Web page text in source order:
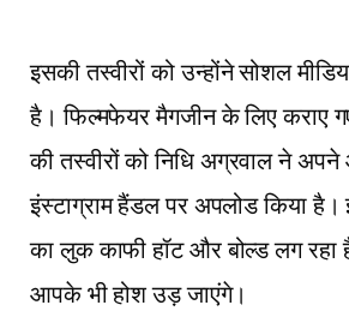
इसकी तस्वीरों को उन्होंने सोशल
है। फिल्मफेयर मैगजीन के लिए कराए
की तस्वीरों को निधि अग्रवाल ने
इंस्टाग्राम हैंडल पर अपलोड किया है।
का लुक काफी हॉट और बोल्ड लग
आपके भी होश उड़ जाएंगे।